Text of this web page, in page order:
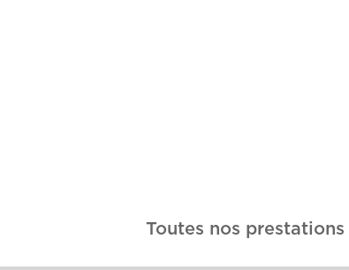
Toutes nos